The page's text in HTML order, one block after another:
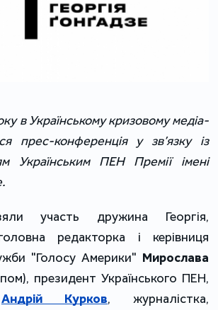
в Українському кризовому медіа-
прес-конференція у зв’язку із
Українським ПЕН Премії імені
участь дружина Георгія,
редакторка і керівниця
"Голосу Америки" Мирослава
президент Українського ПЕН,
Андрій Курков, журналістка,